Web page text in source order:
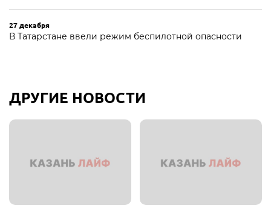
27 декабря
В Татарстане ввели режим беспилотной опасности
ДРУГИЕ НОВОСТИ